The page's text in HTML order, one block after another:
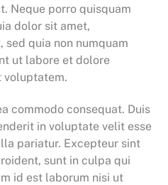
Neque porro quisquam
dolor sit amet,
quia non numquam
ut labore et dolore
voluptatem.
commodo consequat. Duis
in voluptate velit esse
pariatur. Excepteur sint
sunt in culpa qui
id est laborum nisi ut